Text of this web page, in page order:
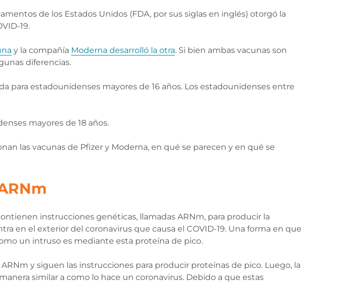
de los Estados Unidos (FDA, por sus siglas en inglés) otorgó la
19.
y la compañía Moderna desarrolló la otra. Si bien ambas vacunas son
diferencias.
estadounidenses mayores de 16 años. Los estadounidenses entre
mayores de 18 años.
las vacunas de Pfizer y Moderna, en qué se parecen y en qué se
instrucciones genéticas, llamadas ARNm, para producir la
en el exterior del coronavirus que causa el COVID-19. Una forma en que
un intruso es mediante esta proteína de pico.
y siguen las instrucciones para producir proteínas de pico. Luego, la
similar a como lo hace un coronavirus. Debido a que estas